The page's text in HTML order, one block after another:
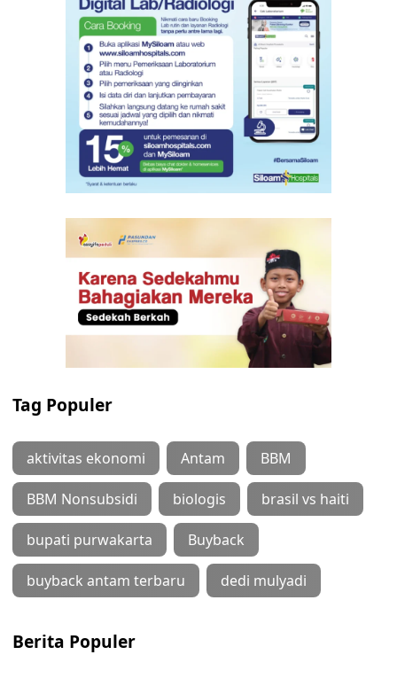
Tag Populer
aktivitas ekonomi Antam BBM
BBM Nonsubsidi biologis brasil vs haiti
bupati purwakarta Buyback
buyback antam terbaru dedi mulyadi
Berita Populer